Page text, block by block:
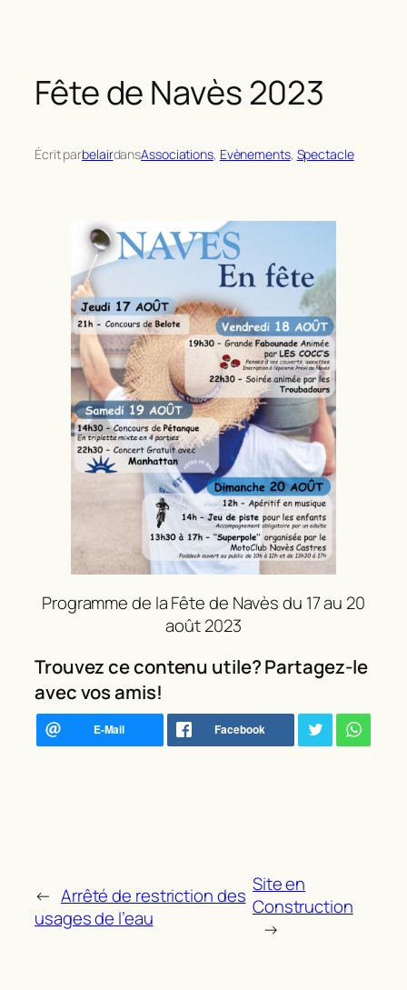
Fête de Navès 2023
Écrit parbelairdansAssociations, Evènements, Spectacle
Programme de la Fête de Navès du 17 au 20
août 2023
Trouvez ce contenu utile? Partagez-le
avec vos amis!
← Arrêté de restriction des
usages de l’eau
Site en
Construction
→